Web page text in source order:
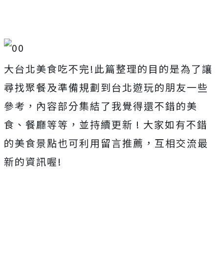
大台北美食吃不完!此篇整理的目的是為了讓
尋找聚餐及準備規劃到台北遊玩的朋友一些
參考，內容部分集結了我覺得還不錯的美
食、餐廳等等，並持續更新 ! 大家如有不錯
的美食景點也可利用留言推薦，互相交流最
新的資訊喔!